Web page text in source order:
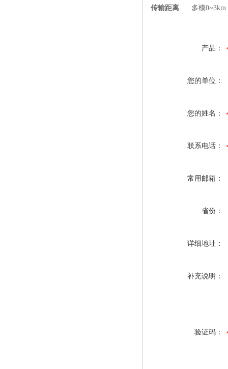
传输距离 多模0~3km
产品：
您的单位：
您的姓名：
联系电话：
常用邮箱：
省份：
详细地址：
补充说明：
验证码：